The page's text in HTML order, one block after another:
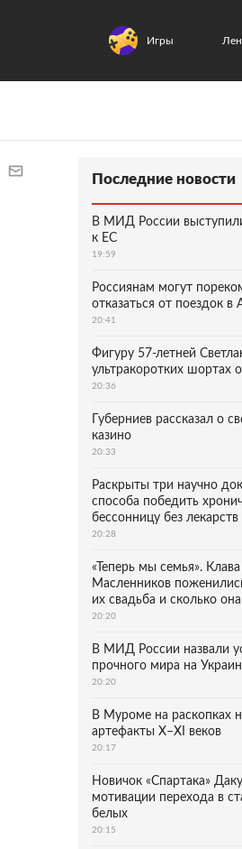
Игры
Последние новости
В МИД России
к ЕС
19:59
Россиянам могут
отказаться от поездок
20:41
Фигуру 57-летней
ультракоротких шортах
20:36
Губерниев рассказал о
казино
20:33
Раскрыты три научно
способа победить
бессонницу без лекарств
20:28
«Теперь мы семья».
Масленников
их свадьба и сколько
20:20
В МИД России назвали
прочного мира на
20:20
В Муроме на раскопках
артефакты X–XI веков
20:17
Новичок «Спартака»
мотивации перехода в
белых
20:15